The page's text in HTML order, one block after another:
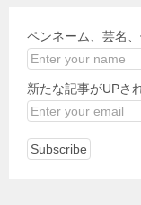
ペンネーム、芸名
新たな記事がUPさ